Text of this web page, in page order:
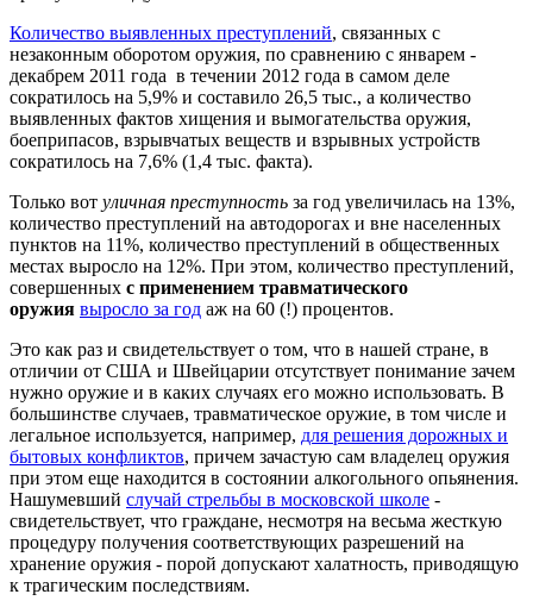
Количество выявленных преступлений, связанных с
незаконным оборотом оружия, по сравнению с январем -
декабрем 2011 года в течении 2012 года в самом деле
сократилось на 5,9% и составило 26,5 тыс., а количество
выявленных фактов хищения и вымогательства оружия,
боеприпасов, взрывчатых веществ и взрывных устройств
сократилось на 7,6% (1,4 тыс. факта).
Только вот уличная преступность за год увеличилась на 13%,
количество преступлений на автодорогах и вне населенных
пунктов на 11%, количество преступлений в общественных
местах выросло на 12%. При этом, количество преступлений,
совершенных с применением травматического
оружия выросло за год аж на 60 (!) процентов.
Это как раз и свидетельствует о том, что в нашей стране, в
отличии от США и Швейцарии отсутствует понимание зачем
нужно оружие и в каких случаях его можно использовать. В
большинстве случаев, травматическое оружие, в том числе и
легальное используется, например, для решения дорожных и
бытовых конфликтов, причем зачастую сам владелец оружия
при этом еще находится в состоянии алкогольного опьянения.
Нашумевший случай стрельбы в московской школе -
свидетельствует, что граждане, несмотря на весьма жесткую
процедуру получения соответствующих разрешений на
хранение оружия - порой допускают халатность, приводящую
к трагическим последствиям.